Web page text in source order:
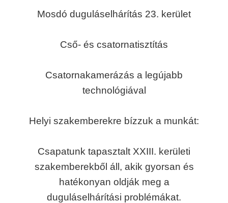
Mosdó duguláselhárítás 23. kerület
Cső- és csatornatisztítás
Csatornakamerázás a legújabb
technológiával
Helyi szakemberekre bízzuk a munkát:
Csapatunk tapasztalt XXIII. kerületi
szakemberekből áll, akik gyorsan és
hatékonyan oldják meg a
duguláselhárítási problémákat.